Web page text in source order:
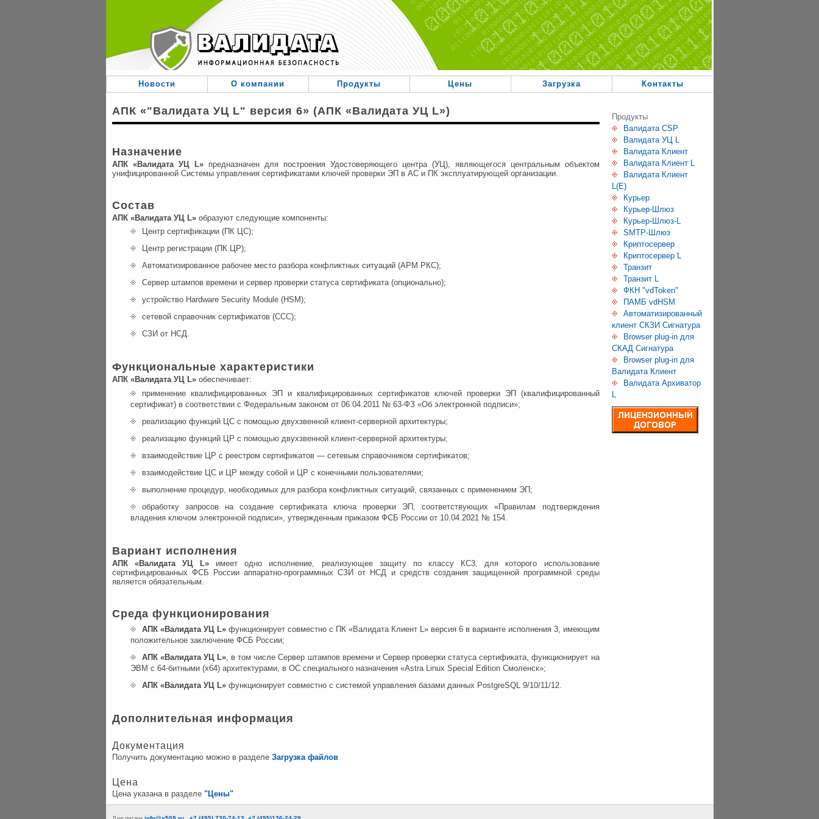
содержанию.
Новости О компании Продукты Цены Загрузка Контакты
АПК «"Валидата УЦ L" версия 6» (АПК «Валидата УЦ L»)
Назначение
АПК «Валидата УЦ L»предназначен для построения Удостоверяющего центра (УЦ), являющегося центральным объектом
унифицированной Cистемы управления сертификатами ключей проверки ЭП в АС и ПК эксплуатирующей организации.
Состав
АПК «Валидата УЦ L»образуют следующие компоненты:
Центр сертификации (ПК ЦС);
Центр регистрации (ПК ЦР);
Автоматизированное рабочее место разбора конфликтных ситуаций (АРМ РКС);
Сервер штампов времени и сервер проверки статуса сертификата (опционально);
устройство Hardware Security Module (HSM);
сетевой справочник сертификатов (ССС);
СЗИ от НСД.
Функциональные характеристики
АПК «Валидата УЦ L»обеспечивает:
применение квалифицированных ЭП и квалифицированных сертификатов ключей проверки ЭП (квалифицированный
сертификат) в соответствии с Федеральным законом от 06.04.2011 № 63-ФЗ «Об электронной подписи»;
реализацию функций ЦC с помощью двухзвенной клиент-серверной архитектуры;
реализацию функций ЦР с помощью двухзвенной клиент-серверной архитектуры;
взаимодействие ЦР с реестром сертификатов — сетевым справочником сертификатов;
взаимодействие ЦС и ЦР между собой и ЦР с конечными пользователями;
выполнение процедур, необходимых для разбора конфликтных ситуаций, связанных с применением ЭП;
обработку запросов на создание сертификата ключа проверки ЭП, соответствующих «Правилам подтверждения
владения ключом электронной подписи», утвержденным приказом ФСБ России от 10.04.2021 № 154.
Вариант исполнения
АПК «Валидата УЦ L»имеет одно исполнение, реализующее защиту по классу КС3, для которого использование
сертифицированных ФСБ России аппаратно-программных СЗИ от НСД и средств создания защищенной программной среды
является обязательным.
Среда функционирования
АПК «Валидата УЦ L»функционирует совместно с ПК «Валидата Клиент L» версия 6 в варианте исполнения 3, имеющим
положительное заключение ФСБ России;
АПК «Валидата УЦ L», в том числе Сервер штампов времени и Сервер проверки статуса сертификата, функционирует на
ЭВМ с 64-битными (x64) архитектурами, в ОС специального назначения «Astra Linux Special Edition Смоленск»;
АПК «Валидата УЦ L»функционирует совместно c системой управления базами данных PostgreSQL 9/10/11/12.
Дополнительная информация
Документация
Получить документацию можно в разделе Загрузка файлов
Цена
Цена указана в разделе "Цены"
Продукты
Валидата CSP
Валидата УЦ L
Валидата Клиент
Валидата Клиент L
Валидата Клиент
L(E)
Курьер
Курьер-Шлюз
Курьер-Шлюз-L
SMTP-Шлюз
Криптосервер
Криптосервер L
Транзит
Транзит L
ФКН "vdToken"
ПАМБ vdHSM
Автоматизированный
клиент СКЗИ Сигнатура
Browser plug-in для
СКАД Сигнатура
Browser plug-in для
Валидата Клиент
Валидата Архиватор
L